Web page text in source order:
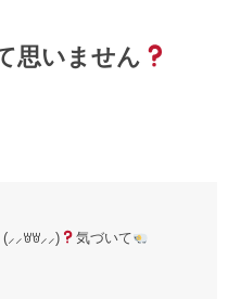
思いません
気づいて